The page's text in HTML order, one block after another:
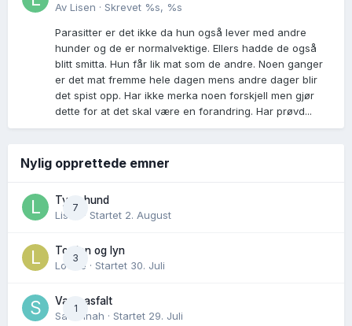
Av Lisen · Skrevet %s, %s
Parasitter er det ikke da hun også lever med andre
hunder og de er normalvektige. Ellers hadde de også
blitt smitta. Hun får lik mat som de andre. Noen ganger
er det mat fremme hele dagen mens andre dager blir
det spist opp. Har ikke merka noen forskjell men gjør
dette for at det skal være en forandring. Har prøvd...
Nylig opprettede emner
7
Tynn hund
Lisen
· Startet 2. August
3
Torden og lyn
Lovise · Startet 30. Juli
1
Varm asfalt
Savannah · Startet 29. Juli